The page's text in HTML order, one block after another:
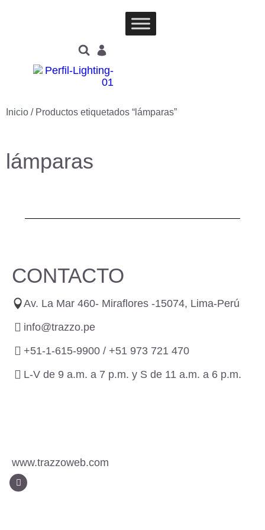
Inicio / Productos etiquetados “lámparas”
lámparas
CONTACTO
Av. La Mar 460- Miraflores -15074, Lima-Perú
info@trazzo.pe
+51-1-615-9900 / +51 973 721 470
L-V de 9 a.m. a 7 p.m. y S de 11 a.m. a 6 p.m.
www.trazzoweb.com